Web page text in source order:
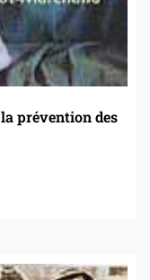
prévention des